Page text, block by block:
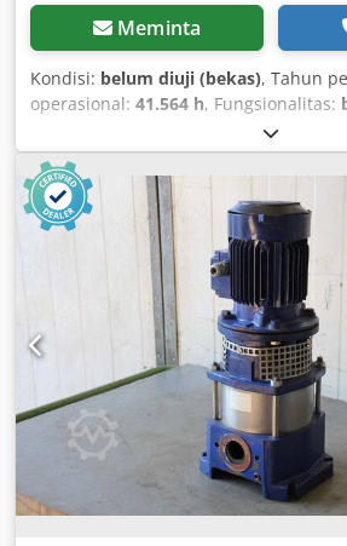
Meminta
Kondisi: belum diuji (bekas), Tahun
operasional: 41.564 h, Fungsionalitas:
Optional purchase: Current condition
– Spare parts, service, and
Overhauled condition = €13,500
month warranty (excluding spare and
Refurbished condition = €17,999
Aoguqucehyorf 12-month warranty
wear parts) New pressure intensifier,
high-pressure pump, hydraulics
conclude a maintenance or service
discount! Contact us and we will
tailored offer!